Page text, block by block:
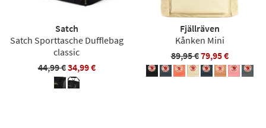
Satch
Satch Sporttasche Dufflebag
classic
44,99 €34,99 €
Fjällräven
Kånken Mini
89,95 €79,95 €